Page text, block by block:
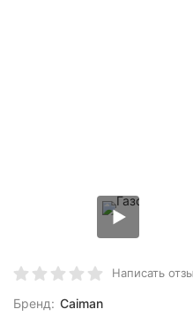
Написать
Бренд: Caiman